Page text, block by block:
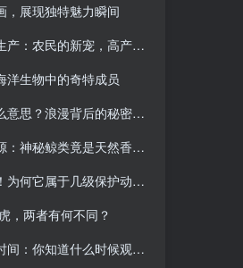
，展现独特魅力瞬间
农民的新宠，高产新选择！
洋生物中的奇特成员
？浪漫背后的秘密让你心动
秘鲸类竟是天然香料制造者
何它属于几级保护动物？
，两者有何不同？
你知道什么时候观赏吗？
，展现独特魅力瞬间
农民的新宠，高产新选择！
洋生物中的奇特成员
？浪漫背后的秘密让你心动
秘鲸类竟是天然香料制造者
何它属于几级保护动物？
，两者有何不同？
你知道什么时候观赏吗？